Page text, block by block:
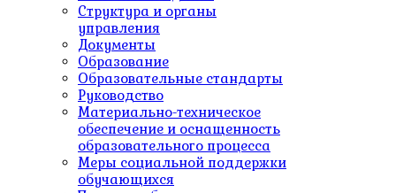
Структура и органы
управления
Документы
Образование
Образовательные стандарты
Руководство
Материально-техническое
обеспечение и оснащенность
образовательного процесса
Меры социальной поддержки
обучающихся